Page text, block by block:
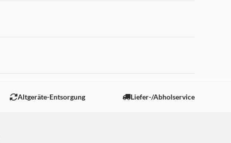
Altgeräte-Entsorgung Liefer-/Abholservice